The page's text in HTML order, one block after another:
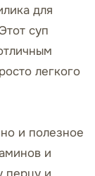
для
суп
легкого
и полезное
и